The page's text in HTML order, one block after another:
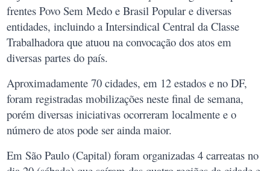
frentes Povo Sem Medo e Brasil Popular e diversas
entidades, incluindo a Intersindical Central da Classe
Trabalhadora que atuou na convocação dos atos em
diversas partes do país.
Aproximadamente 70 cidades, em 12 estados e no DF,
foram registradas mobilizações neste final de semana,
porém diversas iniciativas ocorreram localmente e o
número de atos pode ser ainda maior.
Em São Paulo (Capital) foram organizadas 4 carreatas no